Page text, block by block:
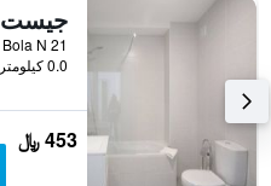
0.0 كيلومتر عن وسط المدينة
453 ﷼